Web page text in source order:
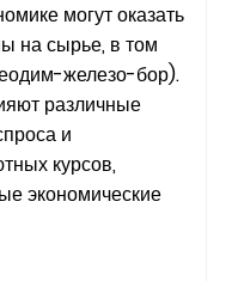
могут оказать
на сырье, в том
железо-бор).
различные
и
курсов,
экономические